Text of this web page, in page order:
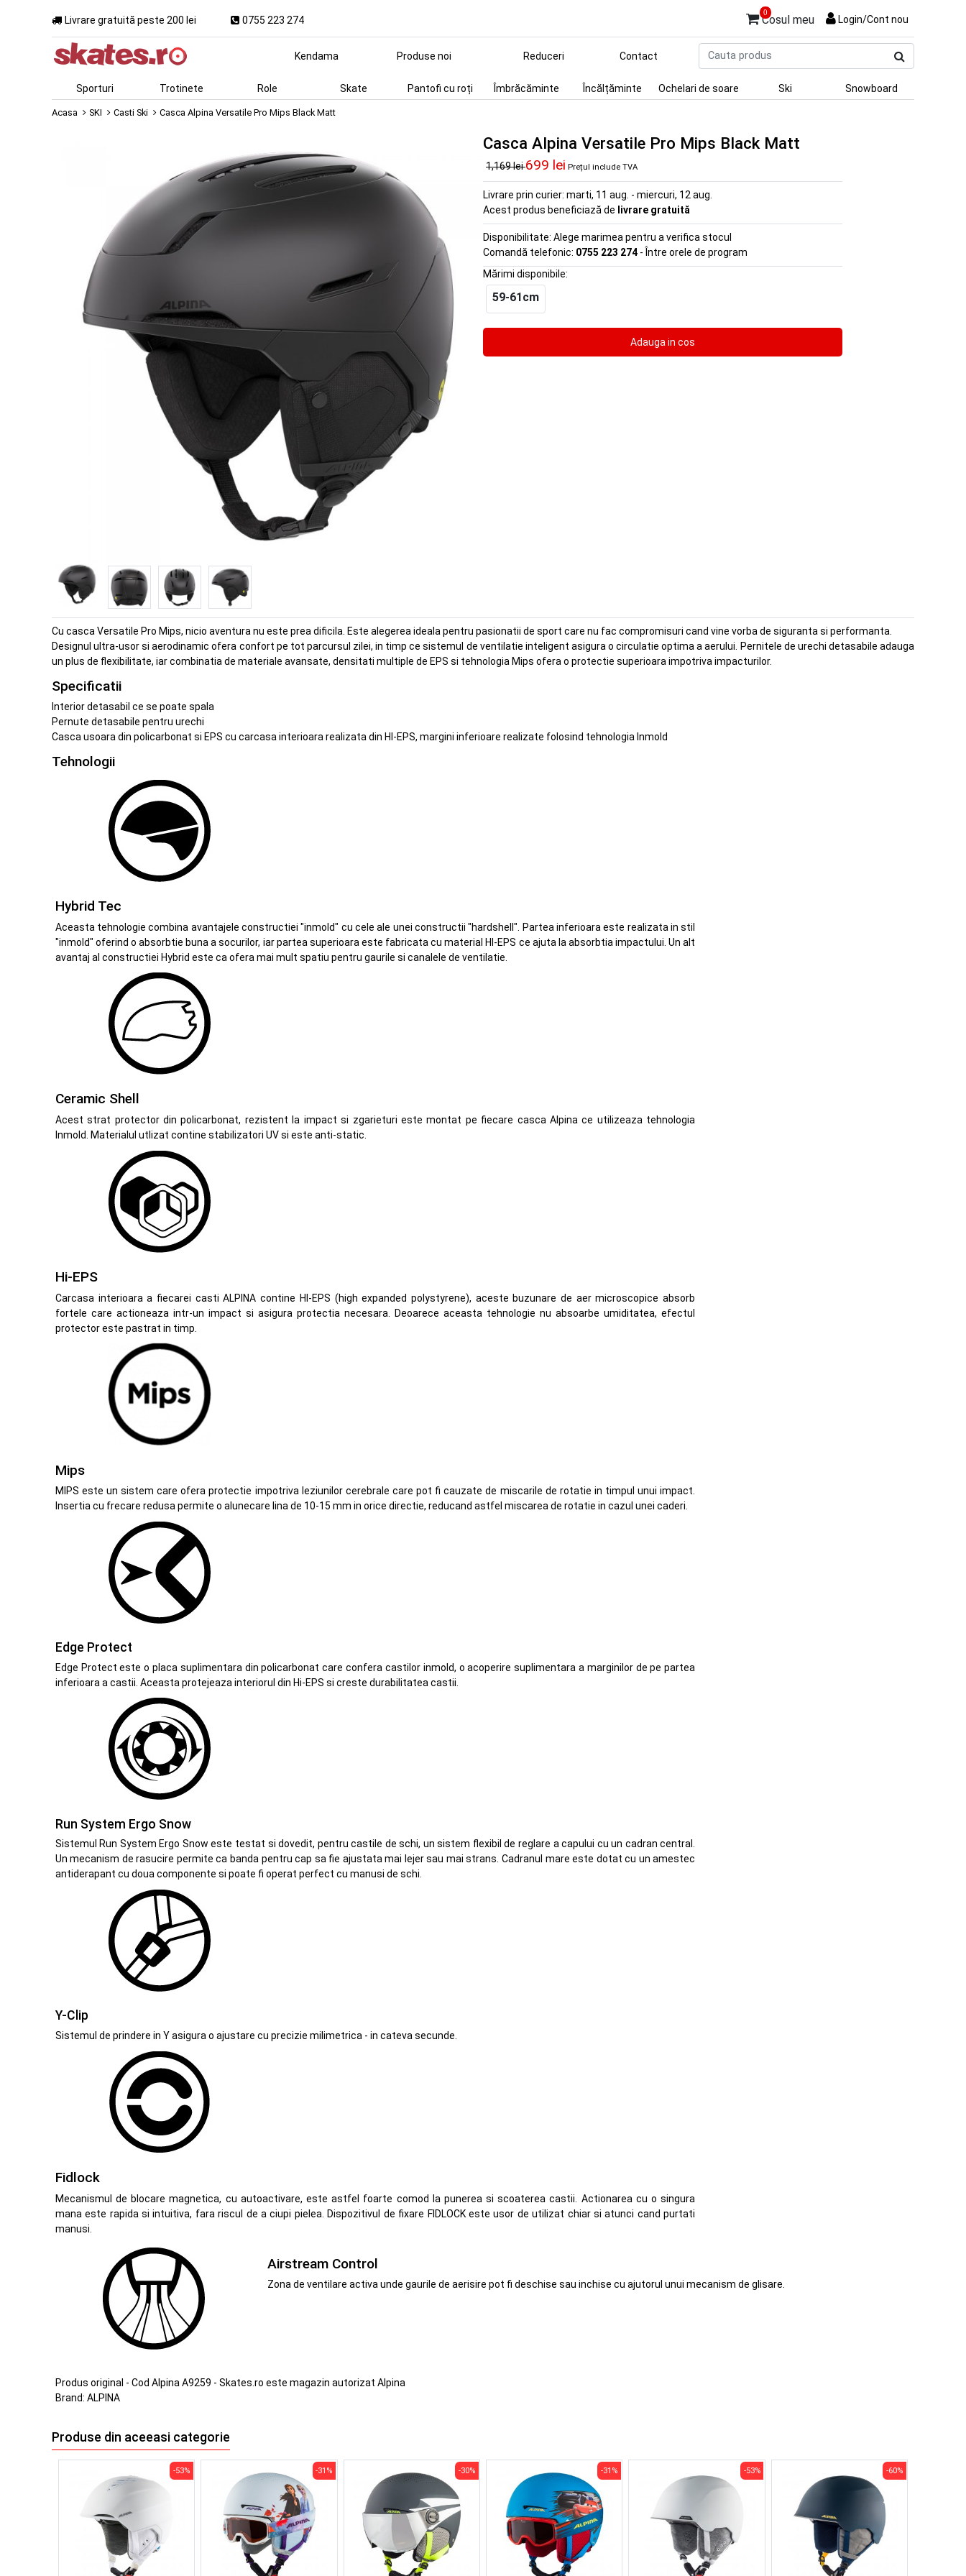
Livrare gratuită peste 200 lei 0755 223 274
0
Cosul meu Login/Cont nou
produs
Kendama Produse noi Reduceri Contact
Sporturi Trotinete Role Skate Pantofi cu roți Îmbrăcăminte Încălțăminte Ochelari de soare Ski Snowboard
Acasa SKI Casti Ski Casca Alpina Versatile Pro Mips Black Matt
Casca Alpina Versatile Pro Mips Black Matt
1,169 lei699 lei Prețul include TVA
Livrare prin curier: marti, 11 aug. - miercuri, 12 aug.
Acest produs beneficiază de livrare gratuită
Disponibilitate: Alege marimea pentru a verifica stocul
Comandă telefonic: 0755 223 274 - Între orele de program
Mărimi disponibile:
59-61cm
Cu casca Versatile Pro Mips, nicio aventura nu este prea dificila. Este alegerea ideala pentru pasionatii de sport care nu fac compromisuri cand vine vorba de siguranta si performanta.
Designul ultra-usor si aerodinamic ofera confort pe tot parcursul zilei, in timp ce sistemul de ventilatie inteligent asigura o circulatie optima a aerului. Pernitele de urechi detasabile adauga
un plus de flexibilitate, iar combinatia de materiale avansate, densitati multiple de EPS si tehnologia Mips ofera o protectie superioara impotriva impacturilor.
Specificatii
Interior detasabil ce se poate spala
Pernute detasabile pentru urechi
Casca usoara din policarbonat si EPS cu carcasa interioara realizata din HI-EPS, margini inferioare realizate folosind tehnologia Inmold
Tehnologii
Hybrid Tec
Aceasta tehnologie combina avantajele constructiei "inmold" cu cele ale unei constructii "hardshell". Partea inferioara este realizata in stil
"inmold" oferind o absorbtie buna a socurilor, iar partea superioara este fabricata cu material HI-EPS ce ajuta la absorbtia impactului. Un alt
avantaj al constructiei Hybrid este ca ofera mai mult spatiu pentru gaurile si canalele de ventilatie.
Ceramic Shell
Acest strat protector din policarbonat, rezistent la impact si zgarieturi este montat pe fiecare casca Alpina ce utilizeaza tehnologia
Inmold. Materialul utlizat contine stabilizatori UV si este anti-static.
Hi-EPS
Carcasa interioara a fiecarei casti ALPINA contine HI-EPS (high expanded polystyrene), aceste buzunare de aer microscopice absorb
fortele care actioneaza intr-un impact si asigura protectia necesara. Deoarece aceasta tehnologie nu absoarbe umiditatea, efectul
protector este pastrat in timp.
Mips
MIPS este un sistem care ofera protectie impotriva leziunilor cerebrale care pot fi cauzate de miscarile de rotatie in timpul unui impact.
Insertia cu frecare redusa permite o alunecare lina de 10-15 mm in orice directie, reducand astfel miscarea de rotatie in cazul unei caderi.
Edge Protect
Edge Protect este o placa suplimentara din policarbonat care confera castilor inmold, o acoperire suplimentara a marginilor de pe partea
inferioara a castii. Aceasta protejeaza interiorul din Hi-EPS si creste durabilitatea castii.
Run System Ergo Snow
Sistemul Run System Ergo Snow este testat si dovedit, pentru castile de schi, un sistem flexibil de reglare a capului cu un cadran central.
Un mecanism de rasucire permite ca banda pentru cap sa fie ajustata mai lejer sau mai strans. Cadranul mare este dotat cu un amestec
antiderapant cu doua componente si poate fi operat perfect cu manusi de schi.
Y-Clip
Sistemul de prindere in Y asigura o ajustare cu precizie milimetrica - in cateva secunde.
Fidlock
Mecanismul de blocare magnetica, cu autoactivare, este astfel foarte comod la punerea si scoaterea castii. Actionarea cu o singura
mana este rapida si intuitiva, fara riscul de a ciupi pielea. Dispozitivul de fixare FIDLOCK este usor de utilizat chiar si atunci cand purtati
manusi.
Airstream Control
Zona de ventilare activa unde gaurile de aerisire pot fi deschise sau inchise cu ajutorul unui mecanism de glisare.
Produs original - Cod Alpina A9259 - Skates.ro este magazin autorizat Alpina
Brand: ALPINA
Produse din aceeasi categorie
-53% -31% -30% -31% -53% -60%